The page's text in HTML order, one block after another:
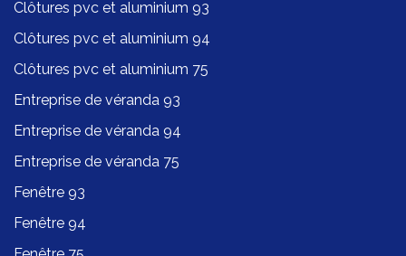
Clôtures pvc et aluminium 93
Clôtures pvc et aluminium 94
Clôtures pvc et aluminium 75
Entreprise de véranda 93
Entreprise de véranda 94
Entreprise de véranda 75
Fenêtre 93
Fenêtre 94